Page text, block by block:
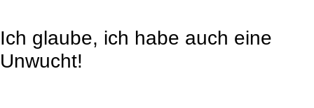
Ich glaube, ich habe auch eine
Unwucht!